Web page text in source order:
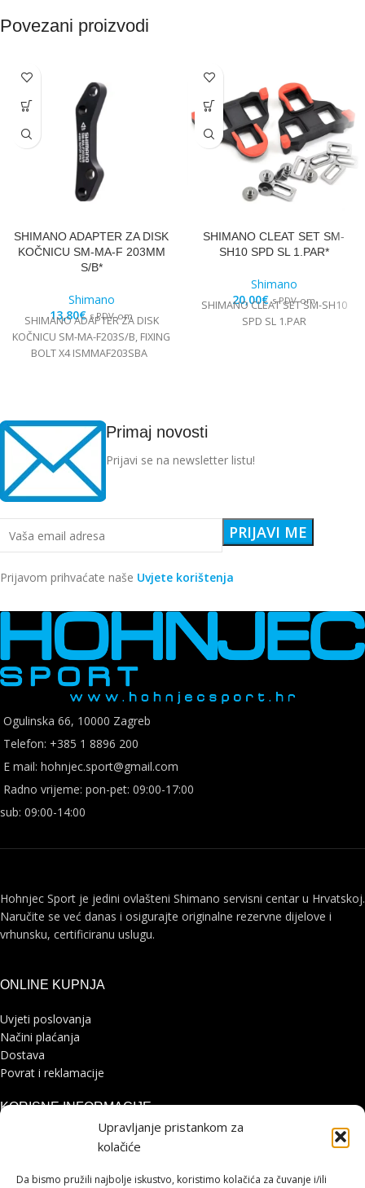
Upravljanje pristankom za
kolačiće
Da bismo pružili najbolje iskustvo, koristimo kolačića za čuvanje i/ili
Povezani proizvodi
SHIMANO ADAPTER ZA DISK
KOČNICU SM-MA-F 203MM
S/B*
Shimano
13,80€ s PDV-om
SHIMANO ADAPTER ZA DISK
KOČNICU SM-MA-F203S/B, FIXING
BOLT X4 ISMMAF203SBA
SHIMANO CLEAT SET SM-
SH10 SPD SL 1.PAR*
Shimano
20,00€ s PDV-om
SHIMANO CLEAT SET SM-SH10
SPD SL 1.PAR
Primaj novosti
Prijavi se na newsletter listu!
Prijavom prihvaćate naše Uvjete korištenja
Ogulinska 66, 10000 Zagreb
Telefon: +385 1 8896 200
E mail: hohnjec.sport@gmail.com
Radno vrijeme: pon-pet: 09:00-17:00
sub: 09:00-14:00
Hohnjec Sport je jedini ovlašteni Shimano servisni centar u Hrvatskoj.
Naručite se već danas i osigurajte originalne rezervne dijelove i
vrhunsku, certificiranu uslugu.
ONLINE KUPNJA
Uvjeti poslovanja
Načini plaćanja
Dostava
Povrat i reklamacije
KORISNE INFORMACIJE
Zaštita osobnih podataka
Pohvale i prigovori